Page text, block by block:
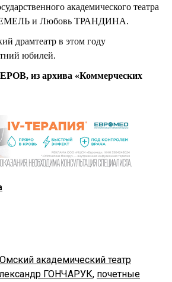
академического театра
и Любовь ТРАНДИНА.
драмтеатр в этом году
юбилей.
из архива «Коммерческих
Омский академический театр
ГОНЧАРУК, почетные